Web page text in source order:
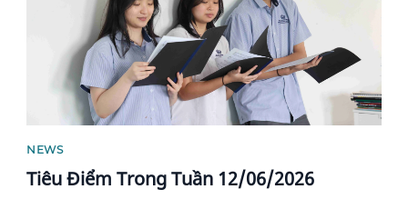
NEWS
Tiêu Điểm Trong Tuần 12/06/2026